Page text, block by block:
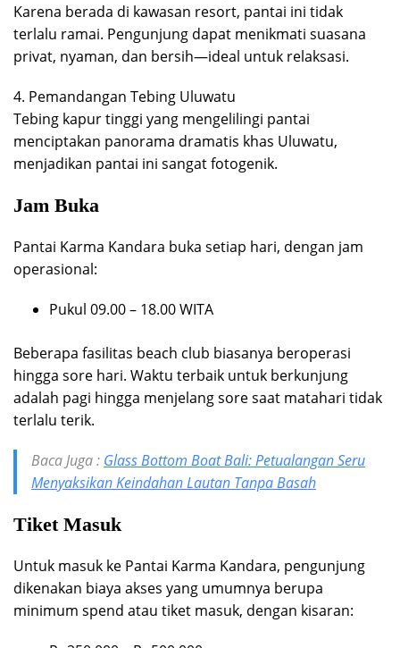
Karena berada di kawasan resort, pantai ini tidak
terlalu ramai. Pengunjung dapat menikmati suasana
privat, nyaman, dan bersih—ideal untuk relaksasi.
4. Pemandangan Tebing Uluwatu
Tebing kapur tinggi yang mengelilingi pantai
menciptakan panorama dramatis khas Uluwatu,
menjadikan pantai ini sangat fotogenik.
Jam Buka
Pantai Karma Kandara buka setiap hari, dengan jam
operasional:
Pukul 09.00 – 18.00 WITA
Beberapa fasilitas beach club biasanya beroperasi
hingga sore hari. Waktu terbaik untuk berkunjung
adalah pagi hingga menjelang sore saat matahari tidak
terlalu terik.
Baca Juga : Glass Bottom Boat Bali: Petualangan Seru
Menyaksikan Keindahan Lautan Tanpa Basah
Tiket Masuk
Untuk masuk ke Pantai Karma Kandara, pengunjung
dikenakan biaya akses yang umumnya berupa
minimum spend atau tiket masuk, dengan kisaran: